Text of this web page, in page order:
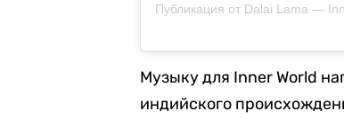
Публикация от Dalai Lama —
Музыку для Inner World
индийского